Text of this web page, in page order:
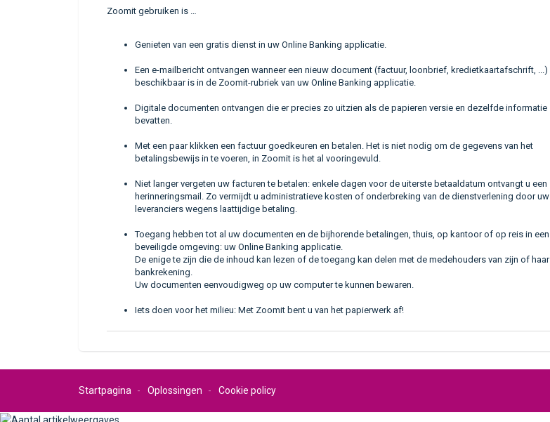
Zoomit gebruiken is …
Genieten van een gratis dienst in uw Online Banking applicatie.
Een e-mailbericht ontvangen wanneer een nieuw document (factuur, loonbrief, kredietkaartafschrift, ...)
beschikbaar is in de Zoomit-rubriek van uw Online Banking applicatie.
Digitale documenten ontvangen die er precies zo uitzien als de papieren versie en dezelfde informatie
bevatten.
Met een paar klikken een factuur goedkeuren en betalen. Het is niet nodig om de gegevens van het
betalingsbewijs in te voeren, in Zoomit is het al vooringevuld.
Niet langer vergeten uw facturen te betalen: enkele dagen voor de uiterste betaaldatum ontvangt u een
herinneringsmail. Zo vermijdt u administratieve kosten of onderbreking van de dienstverlening door uw
leveranciers wegens laattijdige betaling.
Toegang hebben tot al uw documenten en de bijhorende betalingen, thuis, op kantoor of op reis in een
beveiligde omgeving: uw Online Banking applicatie.
De enige te zijn die de inhoud kan lezen of de toegang kan delen met de medehouders van zijn of haar
bankrekening.
Uw documenten eenvoudigweg op uw computer te kunnen bewaren.
Iets doen voor het milieu: Met Zoomit bent u van het papierwerk af!
Startpagina Oplossingen Cookie policy